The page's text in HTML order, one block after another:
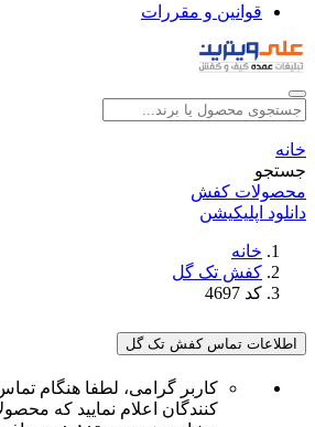
قوانین و مقررات
خانه
جستجو
محصولات کفش
دانلود اپلیکیشن
خانه
کفش تک گل
کد 4697
اطلاعات تماس کفش تک گل
کاربر گرامی، لطفا هنگام
کنندگان اعلام نمایید که